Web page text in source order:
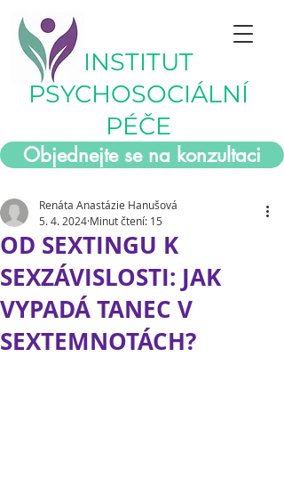
INSTITUT
PSYCHOSOCIÁLNÍ
PÉČE
Objednejte se na konzultaci
OD SEXTINGU K
SEXZÁVISLOSTI: JAK
VYPADÁ TANEC V
SEXTEMNOTÁCH?
Renáta Anastázie Hanušová
5. 4. 2024 Minut čtení: 15